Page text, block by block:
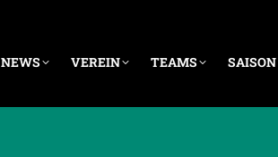
NEWS VEREIN TEAMS SAISON